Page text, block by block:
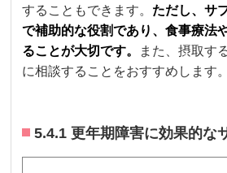
することもできます。 ただし、サ
で補助的な役割であり、食事療法
ることが大切です。
また、摂取す
に相談することをおすすめします。
5.4.1 更年期障害に効果的な